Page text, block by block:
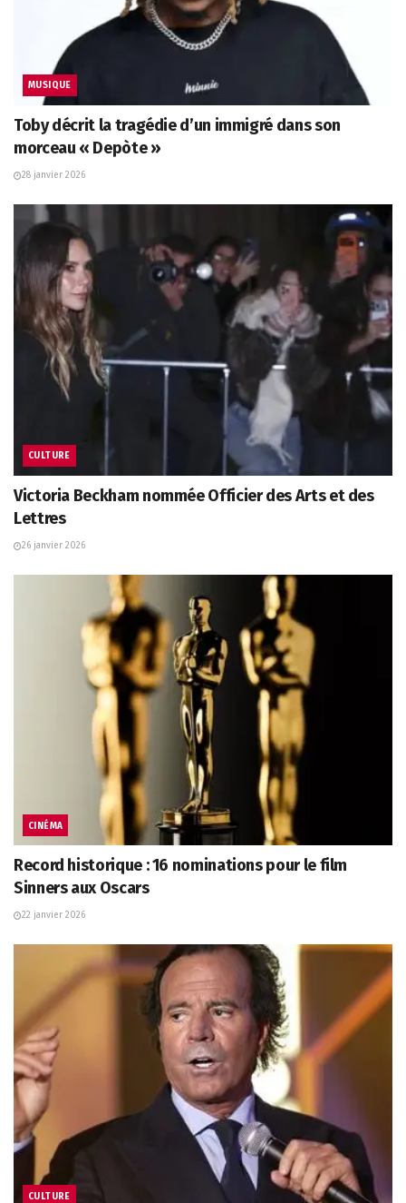
MUSIQUE
Toby décrit la tragédie d’un immigré dans son
morceau « Depòte »
28 janvier 2026
CULTURE
Victoria Beckham nommée Officier des Arts et des
Lettres
26 janvier 2026
CINÉMA
Record historique : 16 nominations pour le film
Sinners aux Oscars
22 janvier 2026
CULTURE